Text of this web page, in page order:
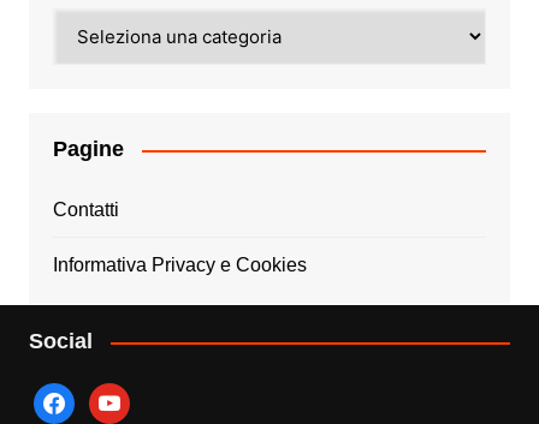
Pagine
Contatti
Informativa Privacy e Cookies
Social
facebookyoutube